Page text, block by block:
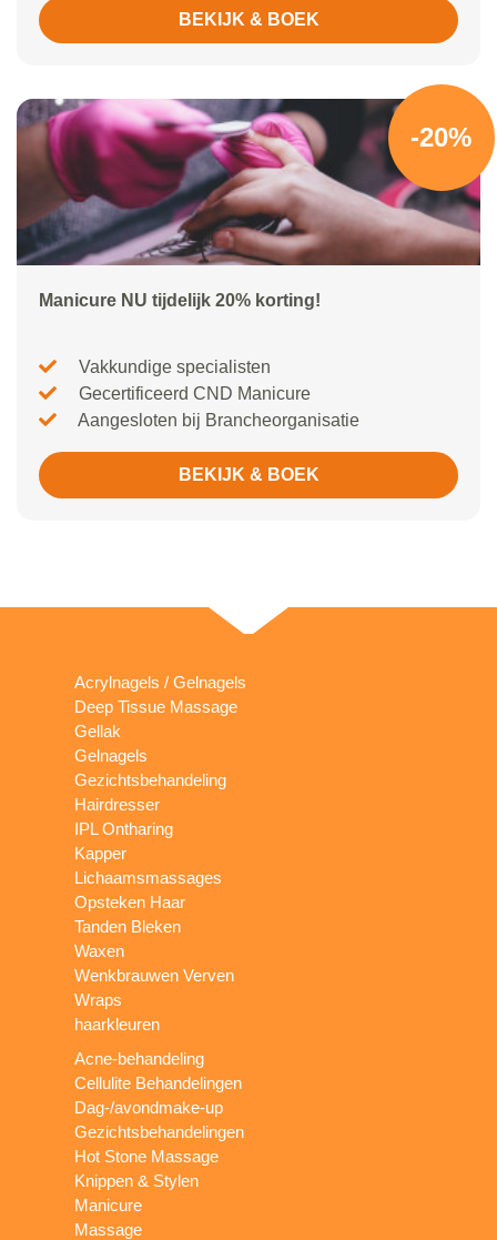
BEKIJK & BOEK
-20%
Manicure NU tijdelijk 20% korting!
Vakkundige specialisten
Gecertificeerd CND Manicure
Aangesloten bij Brancheorganisatie
BEKIJK & BOEK
Acrylnagels / Gelnagels
Deep Tissue Massage
Gellak
Gelnagels
Gezichtsbehandeling
Hairdresser
IPL Ontharing
Kapper
Lichaamsmassages
Opsteken Haar
Tanden Bleken
Waxen
Wenkbrauwen Verven
Wraps
haarkleuren
Acne-behandeling
Cellulite Behandelingen
Dag-/avondmake-up
Gezichtsbehandelingen
Hot Stone Massage
Knippen & Stylen
Manicure
Massage